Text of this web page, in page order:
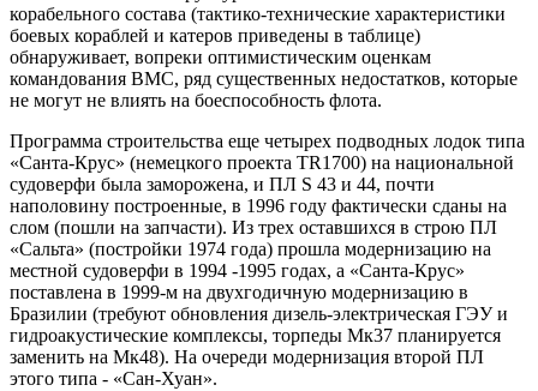
корабельного состава (тактико-технические характеристики
боевых кораблей и катеров приведены в таблице)
обнаруживает, вопреки оптимистическим оценкам
командования ВМС, ряд существенных недостатков, которые
не могут не влиять на боеспособность флота.
Программа строительства еще четырех подводных лодок типа
«Санта-Крус» (немецкого проекта TR1700) на национальной
судоверфи была заморожена, и ПЛ S 43 и 44, почти
наполовину построенные, в 1996 году фактически сданы на
слом (пошли на запчасти). Из трех оставшихся в строю ПЛ
«Сальта» (постройки 1974 года) прошла модернизацию на
местной судоверфи в 1994 -1995 годах, а «Санта-Крус»
поставлена в 1999-м на двухгодичную модернизацию в
Бразилии (требуют обновления дизель-электрическая ГЭУ и
гидроакустические комплексы, торпеды Мк37 планируется
заменить на Мк48). На очереди модернизация второй ПЛ
этого типа - «Сан-Хуан».